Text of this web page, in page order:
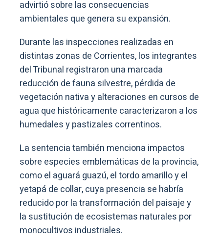
advirtió sobre las consecuencias
ambientales que genera su expansión.
Durante las inspecciones realizadas en
distintas zonas de Corrientes, los integrantes
del Tribunal registraron una marcada
reducción de fauna silvestre, pérdida de
vegetación nativa y alteraciones en cursos de
agua que históricamente caracterizaron a los
humedales y pastizales correntinos.
La sentencia también menciona impactos
sobre especies emblemáticas de la provincia,
como el aguará guazú, el tordo amarillo y el
yetapá de collar, cuya presencia se habría
reducido por la transformación del paisaje y
la sustitución de ecosistemas naturales por
monocultivos industriales.